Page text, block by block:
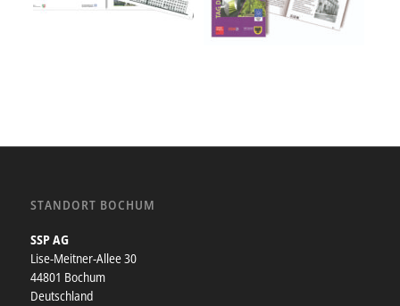
STANDORT BOCHUM
SSP AG
Lise-Meitner-Allee 30
44801 Bochum
Deutschland